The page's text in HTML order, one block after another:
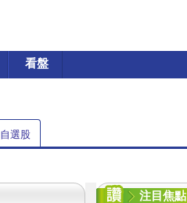
看盤
自選股
注目焦點